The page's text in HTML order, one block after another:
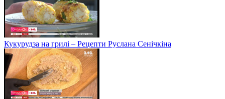
Кукурудза на грилі – Рецепти Руслана Сенічкіна